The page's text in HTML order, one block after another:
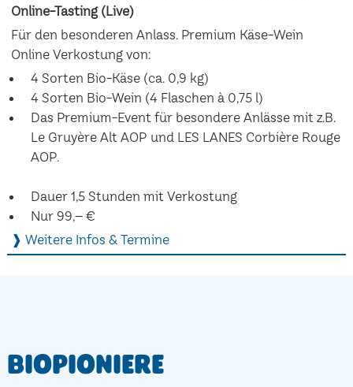
Online-Tasting (Live)
Für den besonderen Anlass. Premium Käse-Wein
Online Verkostung von:
4 Sorten Bio-Käse (ca. 0,9 kg)
4 Sorten Bio-Wein (4 Flaschen à 0,75 l)
Das Premium-Event für besondere Anlässe mit z.B.
Le Gruyère Alt AOP und LES LANES Corbière Rouge
AOP.
Dauer 1,5 Stunden mit Verkostung
Nur 99,– €
❱ Weitere Infos & Termine
Biopioniere